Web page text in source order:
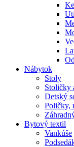
Nábytok
Stoly
Stoličky
Detský
Poličky,
Bytový textil
Vankúše